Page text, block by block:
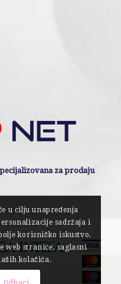
za prodaju
u cilju unapređenja
sadržaja i
korisničko iskustvo.
web stranice, saglasni
kolačića.